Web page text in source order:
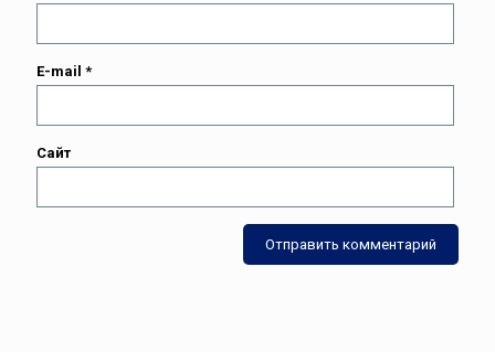
E-mail *
Сайт